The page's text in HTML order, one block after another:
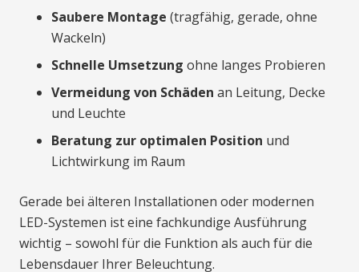
Saubere Montage (tragfähig, gerade, ohne
Wackeln)
Schnelle Umsetzung ohne langes Probieren
Vermeidung von Schäden an Leitung, Decke
und Leuchte
Beratung zur optimalen Position und
Lichtwirkung im Raum
Gerade bei älteren Installationen oder modernen
LED-Systemen ist eine fachkundige Ausführung
wichtig – sowohl für die Funktion als auch für die
Lebensdauer Ihrer Beleuchtung.